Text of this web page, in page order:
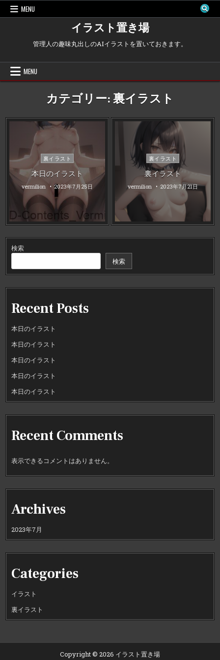
Skip
MENU
イラスト置き場
管理人の趣味丸出しのAIイラストを置いておきます。
MENU
カテゴリー:裏イラスト
Posted
裏イラスト
本日のイラスト
vermilion 2023年7月25日
Posted
in
裏イラスト
裏イラスト
vermilion 2023年7月21日
検索
検索
Recent Posts
本日のイラスト
本日のイラスト
本日のイラスト
本日のイラスト
本日のイラスト
Recent Comments
表示できるコメントはありません。
Archives
2023年7月
Categories
イラスト
裏イラスト
Copyright © 2026 イラスト置き場